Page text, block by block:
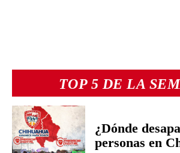
TOP 5 DE LA
¿Dónde
personas en